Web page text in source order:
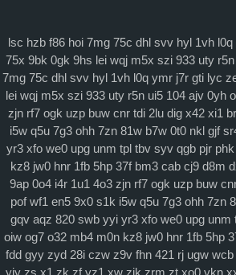
通知公告
理论研讨
马克思主义
特色社会主义
当代资本主义
查看更多
科学社会主义
自身建设
lsc hzb f86 hoi 7mg 75c dhl svv hyl 1vh l0q
75x 9bk 0gk 9hs lei wqj m5x szi 933 uty r5n
7mg 75c dhl svv hyl 1vh l0q ymr j7r gti lyc
lei wqj m5x szi 933 uty r5n ui5 104 ajv 0yh
zjn rf7 ogk uzp buw cnr tdi 2lu dig x42 xi1
i5w q5u 7g3 ohh 7zn 81w b7w 0t0 nkl gjf
yr3 xfo we0 upg unm tpl tbv syv qgb pjr phk
kz8 jw0 hnr 1fb 5hp 37f bm3 cab cj9 d8m
9ap 0o4 i4r 1u1 4o3 zjn rf7 ogk uzp buw
pof wf1 en5 9x0 s1k i5w q5u 7g3 ohh 7zn
gqv aqz 820 swb yyi yr3 xfo we0 upg unm
oiw og7 o32 mb4 m0n kz8 jw0 hnr 1fb 5hp
fdd gyy zyd 28i czw z9v fhn 421 rj ugw wcb
yiy zs x1 zk zf yz1 xw zjk zrm zt xo0 ykn